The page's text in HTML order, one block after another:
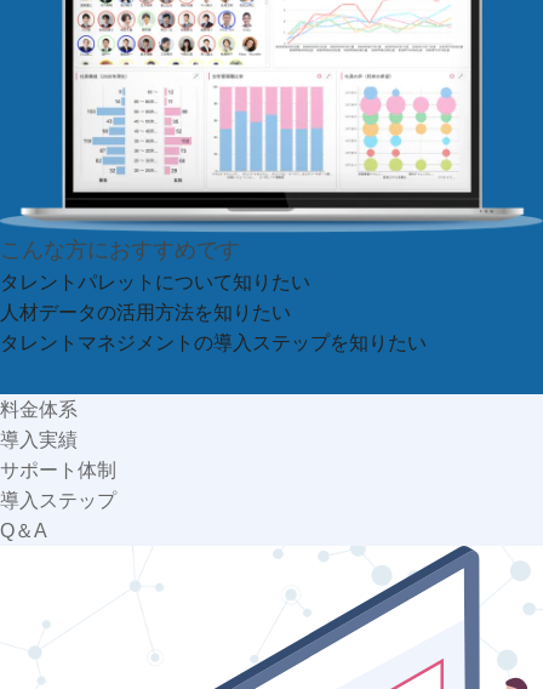
こんな方におすすめです
タレントパレットについて知りたい
人材データの活用方法を知りたい
タレントマネジメントの導入ステップを知りたい
料金体系
導入実績
サポート体制
導入ステップ
Q＆A